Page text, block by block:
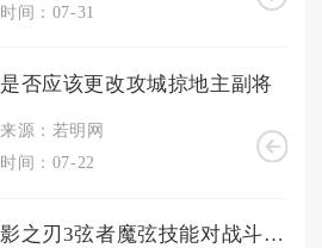
时间：07-31
是否应该更改攻城掠地主副将
来源：若明网
时间：07-22
影之刃3弦者魔弦技能对战斗有何影响